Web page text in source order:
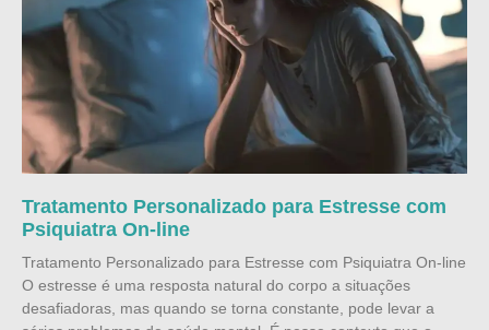
Tratamento Personalizado para Estresse com
Psiquiatra On-line
Tratamento Personalizado para Estresse com Psiquiatra On-line
O estresse é uma resposta natural do corpo a situações
desafiadoras, mas quando se torna constante, pode levar a